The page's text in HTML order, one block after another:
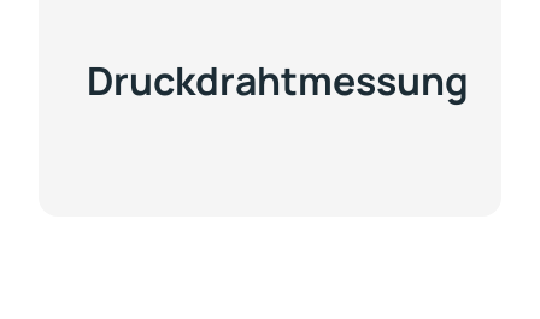
Druckdrahtmessung